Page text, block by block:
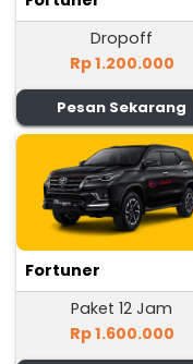
Dropoff
Rp 1.200.000
Pesan Sekarang
Fortuner
Paket 12 Jam
Rp 1.600.000